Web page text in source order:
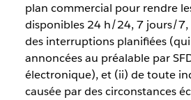
plan commercial pour rendre
disponibles 24 h/24, 7 jours/7,
des interruptions planifiées
annoncées au préalable par
électronique), et (ii) de toute
causée par des circonstances